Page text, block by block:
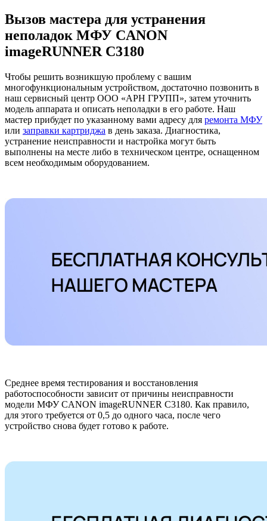
Вызов мастера для устранения
неполадок МФУ CANON
imageRUNNER C3180
Чтобы решить возникшую проблему с вашим
многофункциональным устройством, достаточно позвонить в
наш сервисный центр ООО «АРН ГРУПП», затем уточнить
модель аппарата и описать неполадки в его работе. Наш
мастер прибудет по указанному вами адресу для ремонта МФУ
или заправки картриджа в день заказа. Диагностика,
устранение неисправности и настройка могут быть
выполнены на месте либо в техническом центре, оснащенном
всем необходимым оборудованием.
Среднее время тестирования и восстановления
работоспособности зависит от причины неисправности
модели МФУ CANON imageRUNNER C3180. Как правило,
для этого требуется от 0,5 до одного часа, после чего
устройство снова будет готово к работе.